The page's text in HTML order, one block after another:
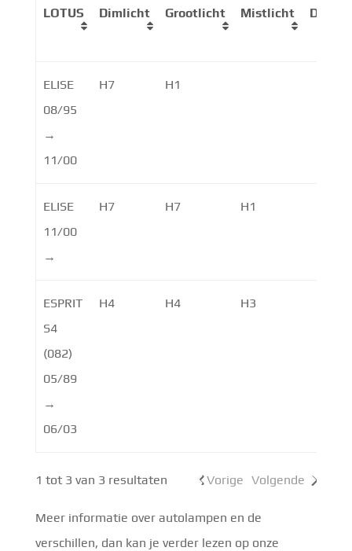
LOTUS Dimlicht Grootlicht Mistlicht
ELISE
08/95
→
11/00
H7 H1
ELISE
11/00
→
H7 H7 H1
ESPRIT
S4
(082)
05/89
→
06/03
H4 H4 H3
1 tot 3 van 3 resultaten Vorige Volgende
Meer informatie over autolampen en de
verschillen, dan kan je verder lezen op onze